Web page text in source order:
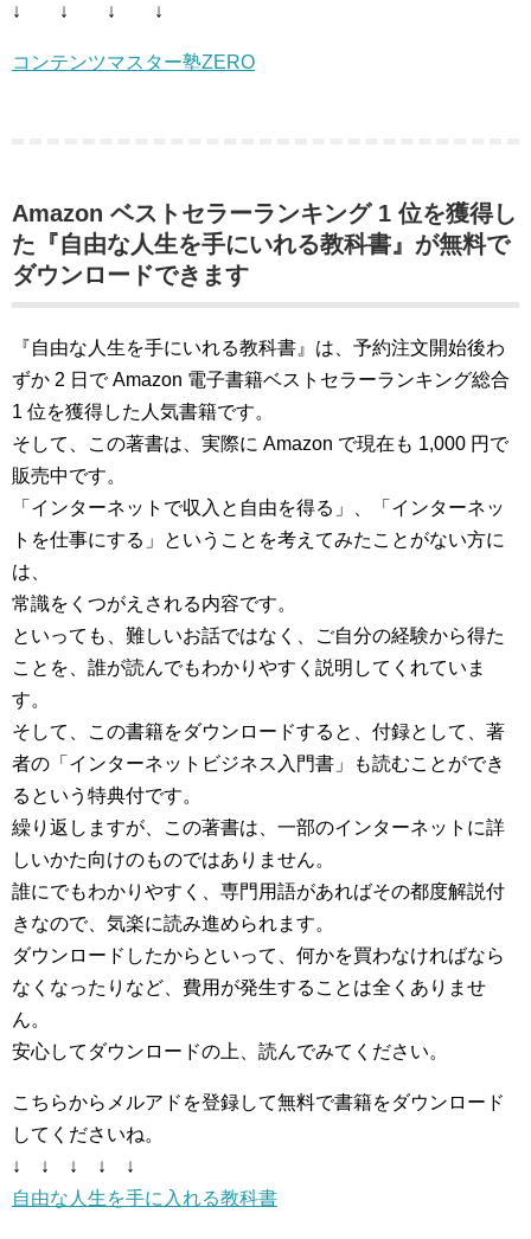
↓ ↓ ↓ ↓
コンテンツマスター塾ZERO
Amazon ベストセラーランキング 1 位を獲得し
た『自由な人生を手にいれる教科書』が無料で
ダウンロードできます
『自由な人生を手にいれる教科書』は、予約注文開始後わ
ずか 2 日で Amazon 電子書籍ベストセラーランキング総合
1 位を獲得した人気書籍です。
そして、この著書は、実際に Amazon で現在も 1,000 円で
販売中です。
「インターネットで収入と自由を得る」、「インターネッ
トを仕事にする」ということを考えてみたことがない方に
は、
常識をくつがえされる内容です。
といっても、難しいお話ではなく、ご自分の経験から得た
ことを、誰が読んでもわかりやすく説明してくれていま
す。
そして、この書籍をダウンロードすると、付録として、著
者の「インターネットビジネス入門書」も読むことができ
るという特典付です。
繰り返しますが、この著書は、一部のインターネットに詳
しいかた向けのものではありません。
誰にでもわかりやすく、専門用語があればその都度解説付
きなので、気楽に読み進められます。
ダウンロードしたからといって、何かを買わなければなら
なくなったりなど、費用が発生することは全くありませ
ん。
安心してダウンロードの上、読んでみてください。
こちらからメルアドを登録して無料で書籍をダウンロード
してくださいね。
↓ ↓ ↓ ↓ ↓
自由な人生を手に入れる教科書